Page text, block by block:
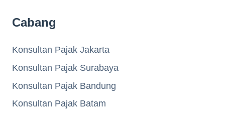
Cabang
Konsultan Pajak Jakarta
Konsultan Pajak Surabaya
Konsultan Pajak Bandung
Konsultan Pajak Batam